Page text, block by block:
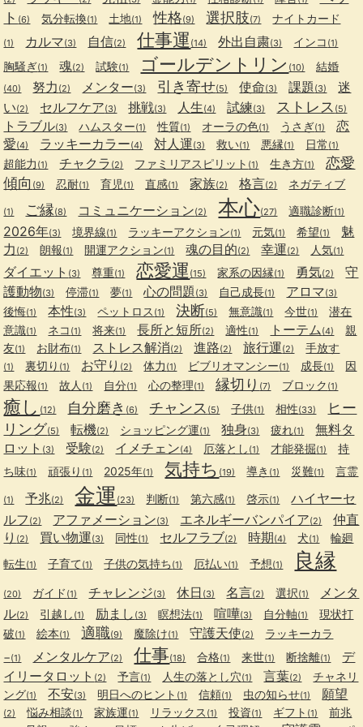
ト (6) 気分転換(1) 土地(1) 性格(9) 選択肢(7) ナイトカード
(1) カルマ(3) 自信(2) 仕事運 (14) 外出自粛(3) インコ (1)
胸騒ぎ(1) 魂(2) 試験(1) ゴールデントリン (10) 結婚
(40) 努力 (2) メンター(3) 引き寄せ(5) 使命(3) 課題(3)
迷
い(2) セルフケア(3) 挑戦(3) 人生(4) 試練(3) ストレス (5)
トラブル(3) ハムスター(1) 性質(1) オーラの色(1) うさぎ(1)
恋
愛(4) ラッキーカラー(4) 対人運(3) 救い(1) 悪縁(1) 日常 (1)
超能力 (1) チャクラ (2) ファミリアスピリット (1) 生き方(1)
恋愛
傾向 (9) 忍耐(1) 育児 (1) 直感(1) 家族(2) 格言(2) ネガティブ
(1) ご縁(8) コミュニケーション(2) 本心(27) 適職診断(1)
2026年(3) 境界線(1) ラッキーアクション(1) 元気(1) 希望(1)
魅
力 (2) 朗報(1) 開運アクション(1) 魂の目的(2) 幸運(2) 人気(1)
ダイエット (3) 尊重(1) 恋愛運 (15) 家系の因縁(1) 勇気(2)
守
護動物(3) 停滞(1) 夢(1) 心の問題(3) 自己成長(1) アロマ(3)
後悔(1) 本性(3) ペットロス (1) 決断(5) 無意識(1) 今世(1)
潜在
意識(1) ネコ (1) 将来(1) 長所と短所(2) 適性(1) トーテム(4)
親
友(1) お財布(1) ストレス解消(2) 進路(2) 旅行運(2) 手放す
(1) 裏切り (1) お守り (2) 体力 (1) ビブリオマンシー(1) 成長(1)
因
果応報(1) 故人 (1) 自分(1) 心の整理(1) 縁切り (7) ブロック (1)
癒し (12) 自分磨き (6) チャンス (5) 子供(1) 相性(33)
ヒー
リング(5) 転機(2) ショッピング運(1) 独身(3) 疲れ(1)
無料タ
ロット (3) 受験(2) イメチェン(4) 厄落とし (1) 才能発掘(1)
持
ち味(1) 頑張り (1) 2025年(1) 気持ち (19) 導き (1) 災難(1) 言霊
(1) 予兆(2) 金運 (23) 判断(1) 第六感(1) 啓示(1)
ハイヤーセ
ルフ (2) アファメーション(3) エネルギーバンパイア(2)
仲直
り (2) 買い物運(3) 同性(1) セルフラブ(2) 時期(4) 犬(1)
輪廻
転生(1) 子育て(1) 子供の気持ち(1) 厄払い(1) 予想(1) 良縁
(20) ガイド (1) チャレンジ(3) 休日 (3) 名言(2) 選択(1)
メンタ
ル(2) 引越し (1) 励まし (3) 瞑想法(1) 喧嘩(3) 自分軸(1)
現状打
破(1) 絵本(1) 適職(9) 魔除け(1) 守護天使(2)
ラッキーカラ
−(1) メンタルケア(2) 仕事(18) 合格(1) 来世(1) 断捨離(1)
デ
イリータロット (2) 予言(1) 人生の落とし穴(1) 言葉(2)
チャネリ
ング(1) 不安(3) 明日へのヒント (1) 信頼(1) 虫の知らせ(1) 願望
(2) 悩み相談(1) 家族運(1) リラックス (1) 投資(1) ギフト (1) 前兆